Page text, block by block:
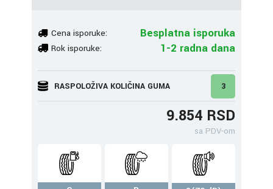
Cena isporuke: Besplatna isporuka
Rok isporuke: 1-2 radna dana
RASPOLOŽIVA KOLIČINA GUMA 3
9.854 RSD
sa PDV-om